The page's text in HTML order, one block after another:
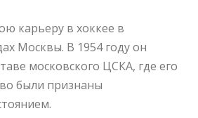
карьеру в хоккее в
Москвы. В 1954 году он
московского ЦСКА, где его
были признаны